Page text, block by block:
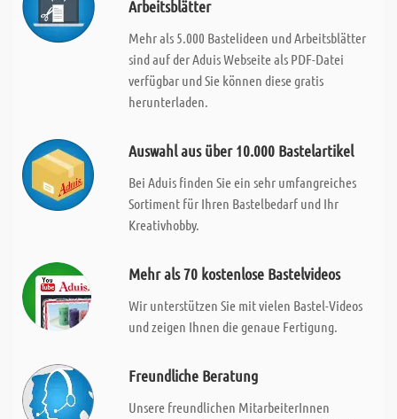
Arbeitsblätter
Mehr als 5.000 Bastelideen und Arbeitsblätter
sind auf der Aduis Webseite als PDF-Datei
verfügbar und Sie können diese gratis
herunterladen.
Auswahl aus über 10.000 Bastelartikel
Bei Aduis finden Sie ein sehr umfangreiches
Sortiment für Ihren Bastelbedarf und Ihr
Kreativhobby.
Mehr als 70 kostenlose Bastelvideos
Wir unterstützen Sie mit vielen Bastel-Videos
und zeigen Ihnen die genaue Fertigung.
Freundliche Beratung
Unsere freundlichen MitarbeiterInnen